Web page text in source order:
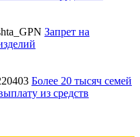
Запрет на
Более 20 тысяч семей
из средств